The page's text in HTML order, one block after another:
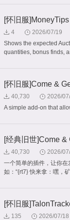
[怀旧服]MoneyTips
4
2026/07/19
Shows the expected
quantities, bonus finds,
[怀旧服]Come &
40,730
2026/
A simple add-on that
[经典旧世]Come &
40,730
2026/
一个简单的插件，让你
如：“{rt7} 快来拿：嘿，
[怀旧服
135
2026/07/18